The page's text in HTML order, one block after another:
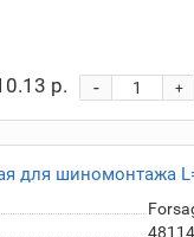
р. +
-
для шиномонтажа